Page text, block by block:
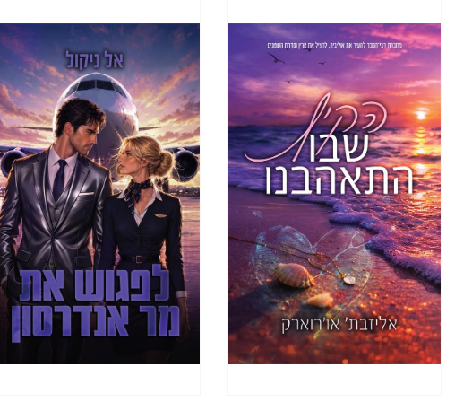
מגי קול היא
בילי ק. גודרידס.
הכימיה בין
ברוק ס.
יש כל כך הרבה
מרינה מ. אמזון.
הספר יגרום
ג´ניפר ו.. –
כאילו היא
שאתה מסוגל
הייתה לנו
שון. קיליאן
אחריה, מודאג.
אנשים. ראיתי
בכל הנוגע
נושאת את
אני מוכרח
ונעלם מתי
למרות
היא להוסיף
אבל איך אתה